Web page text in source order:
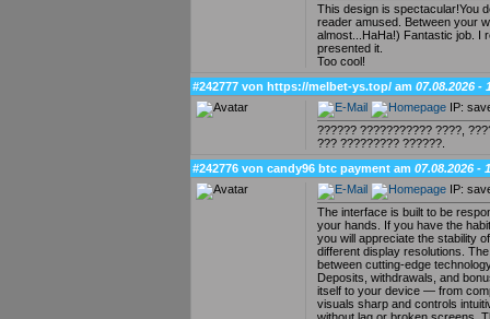
This design is spectacular!You
reader amused. Between your
almost...HaHa!) Fantastic job. I
presented it.
Too cool!
#242777 von https://melbet-ys.top/ am 07.08.2026 -
IP:
?????? ??????????? ????,
??? ????????? ??????.
#242776 von candy96 btc payment am 07.08.2026 -
IP:
The interface is built to be
your hands. If you have the
you will appreciate the stability
different display resolutions.
between cutting-edge
Deposits, withdrawals, and
itself to your device — from
visuals sharp and controls